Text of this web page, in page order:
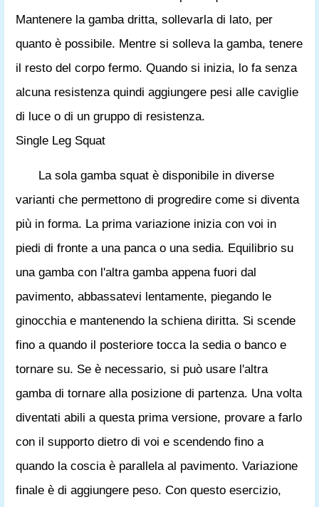
Mantenere la gamba dritta, sollevarla di lato, per
quanto è possibile. Mentre si solleva la gamba, tenere
il resto del corpo fermo. Quando si inizia, lo fa senza
alcuna resistenza quindi aggiungere pesi alle caviglie
di luce o di un gruppo di resistenza.
Single Leg Squat
La sola gamba squat è disponibile in diverse
varianti che permettono di progredire come si diventa
più in forma. La prima variazione inizia con voi in
piedi di fronte a una panca o una sedia. Equilibrio su
una gamba con l'altra gamba appena fuori dal
pavimento, abbassatevi lentamente, piegando le
ginocchia e mantenendo la schiena diritta. Si scende
fino a quando il posteriore tocca la sedia o banco e
tornare su. Se è necessario, si può usare l'altra
gamba di tornare alla posizione di partenza. Una volta
diventati abili a questa prima versione, provare a farlo
con il supporto dietro di voi e scendendo fino a
quando la coscia è parallela al pavimento. Variazione
finale è di aggiungere peso. Con questo esercizio,